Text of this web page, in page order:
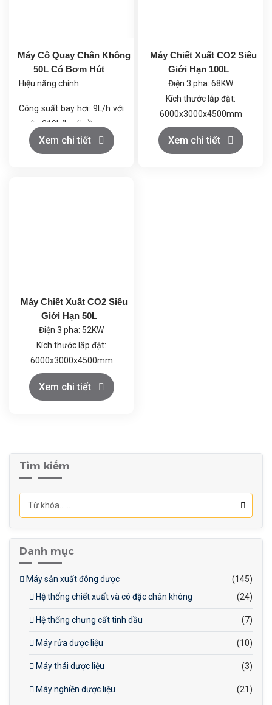
Máy Cô Quay Chân Không
50L Có Bơm Hút
Hiệu năng chính:
Công suất bay hơi: 9L/h với
nước, 219L/h với cồn.
Chân không tối đa: 399.9
Pa (dưới 3mmHg), giúp quá
hoạt động ổn định và an
Xem chi tiết
Máy Chiết Xuất CO2 Siêu
Giới Hạn 100L
Điện 3 pha: 68KW
Kích thước lắp đặt:
6000x3000x4500mm
Khí CO2: Loại thực phẩm
≥99.5%, trọng lượng bình
Xem chi tiết
Máy Chiết Xuất CO2 Siêu
Giới Hạn 50L
Điện 3 pha: 52KW
Kích thước lắp đặt:
6000x3000x4500mm
Khí CO2: Loại thực phẩm
≥99.5%, trọng lượng bình
Xem chi tiết
Tìm kiếm
Danh mục
Máy sản xuất đông dược
(145)
Hệ thống chiết xuất và cô đặc chân không
(24)
Hệ thống chưng cất tinh dầu (7)
Máy rửa dược liệu (10)
Máy thái dược liệu (3)
Máy nghiền dược liệu (21)